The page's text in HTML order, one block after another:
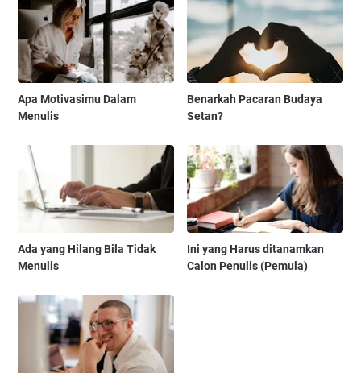
Apa Motivasimu Dalam
Menulis
Benarkah Pacaran Budaya
Setan?
Ada yang Hilang Bila Tidak
Menulis
Ini yang Harus ditanamkan
Calon Penulis (Pemula)